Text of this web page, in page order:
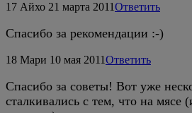
17 Айхо 21 марта 2011Ответить
Спасибо за рекомендации :-)
18 Мари 10 мая 2011Ответить
Спасибо за советы! Вот уже
сталкивались с тем, что на мясе